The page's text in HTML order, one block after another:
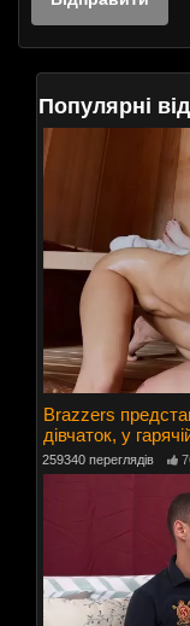
Популярні
Brazzers
дівчаток, у
259340 переглядів